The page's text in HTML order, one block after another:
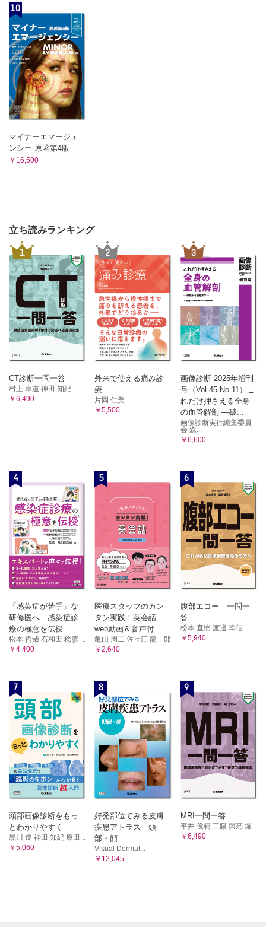
10
マイナーエマージェ
ンシー 原著第4版
￥16,500
立ち読みランキング
1
CT診断一問一答
村上 卓道 神田 知紀
￥6,490
2
外来で使える痛み診
療
片岡 仁美
￥5,500
3
画像診断 2025年増刊
号（Vol.45 No.11）こ
れだけ押さえる全身
の血管解剖 ―破...
画像診断実行編集委員
会 森...
￥6,600
4
「感染症が苦手」な
研修医へ 感染症診
療の極意を伝授
松本 哲哉 石和田 稔彦 ...
￥4,400
5
医療スタッフのカン
タン実践！英会話
web動画＆音声付
亀山 周二 佐々江 龍一郎
￥2,640
6
腹部エコー 一問一
答
松本 直樹 渡邊 幸信
￥5,940
7
頭部画像診断をもっ
とわかりやすく
黒川 遼 神田 知紀 原田...
￥5,060
8
好発部位でみる皮膚
疾患アトラス 頭
部・顔
Visual Dermat...
￥12,045
9
MRI一問一答
平井 俊範 工藤 與亮 堀...
￥6,490